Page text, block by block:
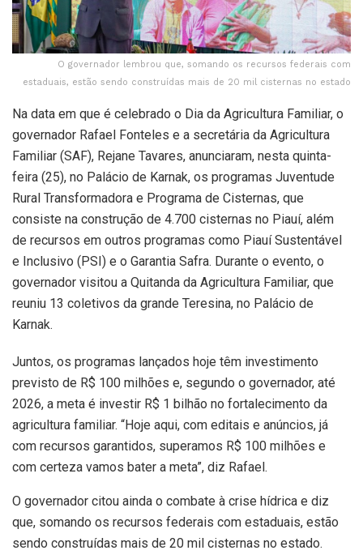
O governador lembrou que, somando os recursos federais com
estaduais, estão sendo construídas mais de 20 mil cisternas no estado
Na data em que é celebrado o Dia da Agricultura Familiar, o
governador Rafael Fonteles e a secretária da Agricultura
Familiar (SAF), Rejane Tavares, anunciaram, nesta quinta-
feira (25), no Palácio de Karnak, os programas Juventude
Rural Transformadora e Programa de Cisternas, que
consiste na construção de 4.700 cisternas no Piauí, além
de recursos em outros programas como Piauí Sustentável
e Inclusivo (PSI) e o Garantia Safra. Durante o evento, o
governador visitou a Quitanda da Agricultura Familiar, que
reuniu 13 coletivos da grande Teresina, no Palácio de
Karnak.
Juntos, os programas lançados hoje têm investimento
previsto de R$ 100 milhões e, segundo o governador, até
2026, a meta é investir R$ 1 bilhão no fortalecimento da
agricultura familiar. “Hoje aqui, com editais e anúncios, já
com recursos garantidos, superamos R$ 100 milhões e
com certeza vamos bater a meta”, diz Rafael.
O governador citou ainda o combate à crise hídrica e diz
que, somando os recursos federais com estaduais, estão
sendo construídas mais de 20 mil cisternas no estado.